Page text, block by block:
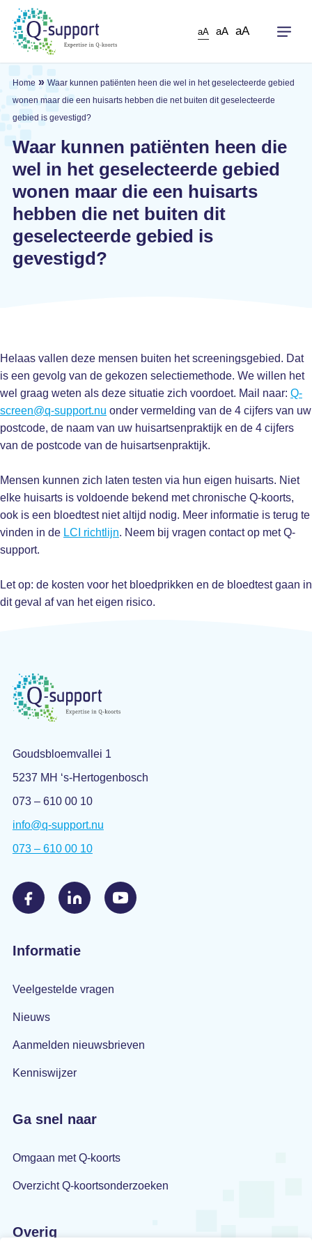
Skip
main
content
aA aA aA
Home » Waar kunnen patiënten heen die wel in het geselecteerde gebied
wonen maar die een huisarts hebben die net buiten dit geselecteerde
gebied is gevestigd?
Waar kunnen patiënten heen die
wel in het geselecteerde gebied
wonen maar die een huisarts
hebben die net buiten dit
geselecteerde gebied is
gevestigd?
Helaas vallen deze mensen buiten het screeningsgebied. Dat
is een gevolg van de gekozen selectiemethode. We willen het
wel graag weten als deze situatie zich voordoet. Mail naar: Q-
screen@q-support.nu onder vermelding van de 4 cijfers van uw
postcode, de naam van uw huisartsenpraktijk en de 4 cijfers
van de postcode van de huisartsenpraktijk.
Mensen kunnen zich laten testen via hun eigen huisarts. Niet
elke huisarts is voldoende bekend met chronische Q-koorts,
ook is een bloedtest niet altijd nodig. Meer informatie is terug te
vinden in de LCI richtlijn. Neem bij vragen contact op met Q-
support.
Let op: de kosten voor het bloedprikken en de bloedtest gaan in
dit geval af van het eigen risico.
Goudsbloemvallei 1
5237 MH ‘s-Hertogenbosch
073 – 610 00 10
info@q-support.nu
073 – 610 00 10
Informatie
Veelgestelde vragen
Nieuws
Aanmelden nieuwsbrieven
Kenniswijzer
Ga snel naar
Omgaan met Q-koorts
Overzicht Q-koortsonderzoeken
Overig